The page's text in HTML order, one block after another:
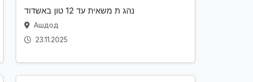
נהג ת משאית עד 12 טון באשדוד
Ашдод
23.11.2025